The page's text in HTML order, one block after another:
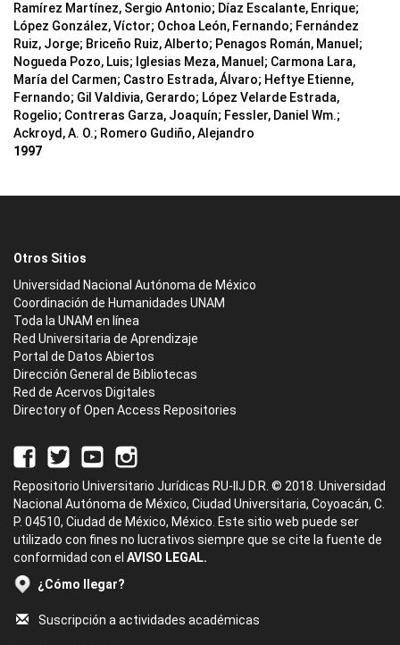
Ramírez Martínez, Sergio Antonio; Díaz Escalante, Enrique;
López González, Víctor; Ochoa León, Fernando; Fernández
Ruiz, Jorge; Briceño Ruiz, Alberto; Penagos Román, Manuel;
Nogueda Pozo, Luis; Iglesias Meza, Manuel; Carmona Lara,
María del Carmen; Castro Estrada, Álvaro; Heftye Etienne,
Fernando; Gil Valdivia, Gerardo; López Velarde Estrada,
Rogelio; Contreras Garza, Joaquín; Fessler, Daniel Wm.;
Ackroyd, A. O.; Romero Gudiño, Alejandro
1997
Otros Sitios
Universidad Nacional Autónoma de México
Coordinación de Humanidades UNAM
Toda la UNAM en línea
Red Universitaria de Aprendizaje
Portal de Datos Abiertos
Dirección General de Bibliotecas
Red de Acervos Digitales
Directory of Open Access Repositories
Repositorio Universitario Jurídicas RU-IIJ D.R. © 2018. Universidad
Nacional Autónoma de México, Ciudad Universitaria, Coyoacán, C.
P. 04510, Ciudad de México, México. Este sitio web puede ser
utilizado con fines no lucrativos siempre que se cite la fuente de
conformidad con el AVISO LEGAL.
¿Cómo llegar?
Suscripción a actividades académicas